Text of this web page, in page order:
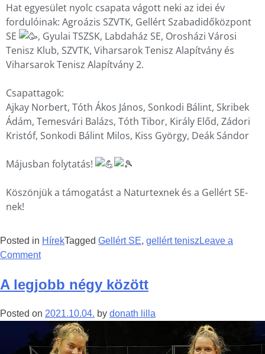
Hat egyesület nyolc csapata vágott neki az idei év
fordulóinak: Agroázis SZVTK, Gellért Szabadidőközpont
SE
, Gyulai TSZSK, Labdaház SE, Orosházi Városi
Tenisz Klub, SZVTK, Viharsarok Tenisz Alapítvány és
Viharsarok Tenisz Alapítvány 2.
Csapattagok:
Ajkay Norbert, Tóth Ákos János, Sonkodi Bálint, Skribek
Ádám, Temesvári Balázs, Tóth Tibor, Király Előd, Zádori
Kristóf, Sonkodi Bálint Milos, Kiss György, Deák Sándor
Májusban folytatás!
Köszönjük a támogatást a Naturtexnek és a Gellért SE-
nek!
Posted in HírekTagged Gellért SE, gellért tenisz Leave a
Comment
A legjobb négy között
Posted on 2021.10.04. by donath lilla